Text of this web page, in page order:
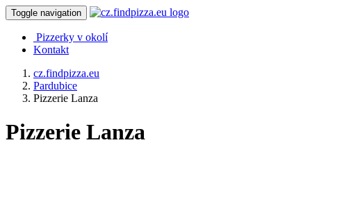
Toggle navigation
Pizzerky v okolí
Kontakt
cz.findpizza.eu
Pardubice
Pizzerie Lanza
Pizzerie Lanza